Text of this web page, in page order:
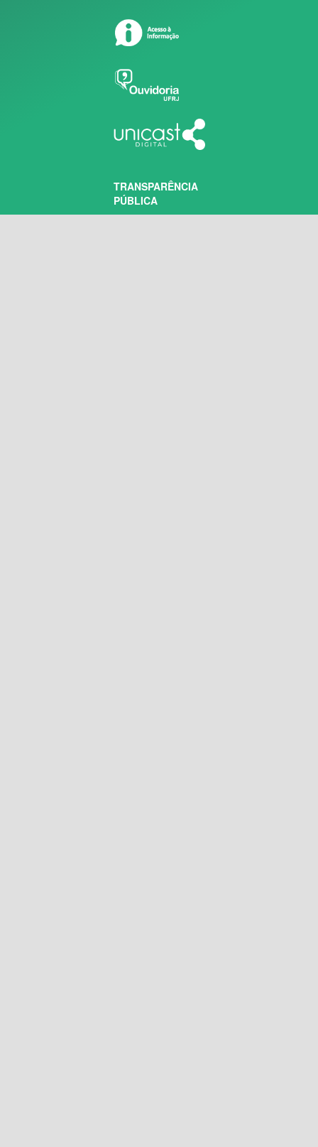
TRANSPARÊNCIA
PÚBLICA